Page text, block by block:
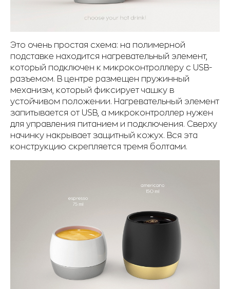
Это очень простая схема: на полимерной
подставке находится нагревательный элемент,
который подключен к микроконтроллеру с USB-
разъемом. В центре размещен пружинный
механизм, который фиксирует чашку в
устойчивом положении. Нагревательный элемент
запитывается от USB, а микроконтроллер нужен
для управления питанием и подключения. Сверху
начинку накрывает защитный кожух. Вся эта
конструкцию скрепляется тремя болтами.